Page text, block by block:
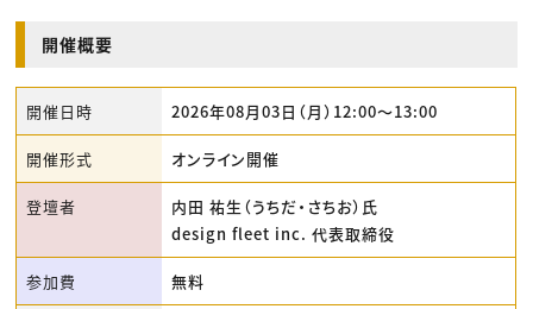
開催概要
開催日時 2026年08月03日（月）12:00〜13:00
開催形式 オンライン開催
登壇者
内田 祐生（うちだ・さちお）氏
design fleet inc. 代表取締役
参加費 無料